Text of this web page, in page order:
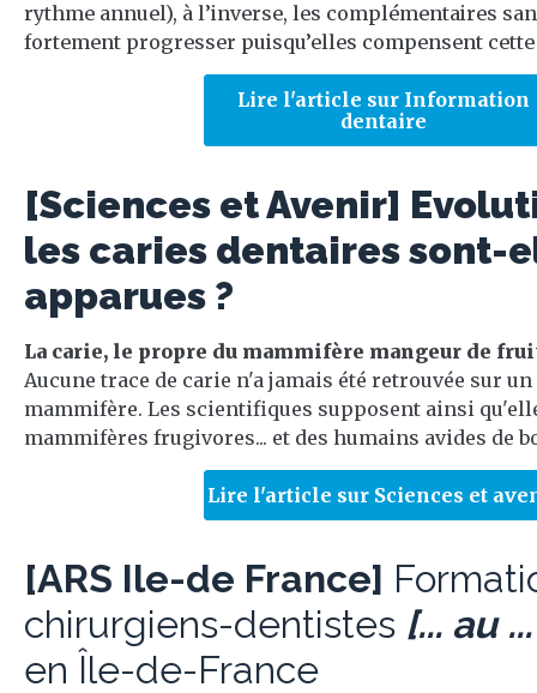
rythme annuel), à l’inverse, les complémentaires
fortement progresser puisqu’elles compensent cette
Lire l'article sur Information
dentaire
[Sciences et Avenir]
les caries dentaires sont-
apparues ?
La carie, le propre du mammifère mangeur de
Aucune trace de carie n'a jamais été retrouvée sur
mammifère. Les scientifiques supposent ainsi
mammifères frugivores... et des humains avides de
Lire l'article sur Sciences et
[ARS Ile-de France]
chirurgiens-dentistes [... au
en Île-de-France